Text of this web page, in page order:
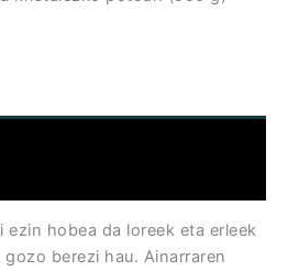
ezin hobea da loreek eta erleek
berezi hau. Ainarraren